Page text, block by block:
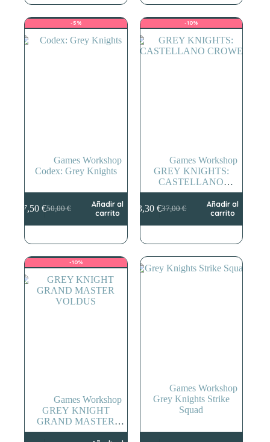
era:
24,00 €.
es:
21,60 €.
era:
26,00 €.
es:
23,40 €.
-5%
Games Workshop
Codex: Grey Knights
50,00€
El
precio
era:
50,00 €.
47,50 €El
precio
es:
47,50 €.
Añadir al
carrito
-10%
Games Workshop
GREY KNIGHTS:
CASTELLANO
CROWE
37,00€
El
precio
era:
37,00 €.
33,30€El
precio
es:
33,30 €.
Añadir al
carrito
-10%
Games Workshop
GREY KNIGHT
GRAND MASTER
VOLDUS
Games Workshop
Grey Knights Strike
Squad